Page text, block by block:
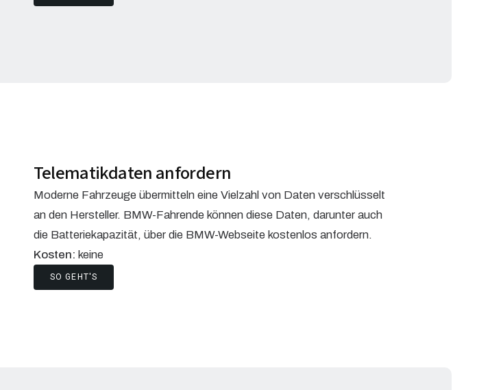
Telematikdaten anfordern
Moderne Fahrzeuge übermitteln eine Vielzahl von Daten verschlüsselt
an den Hersteller. BMW-Fahrende können diese Daten, darunter auch
die Batteriekapazität, über die BMW-Webseite kostenlos anfordern.
Kosten: keine
SO GEHT'S